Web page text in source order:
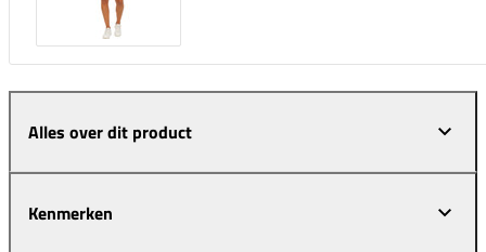
Alles over dit product
Kenmerken